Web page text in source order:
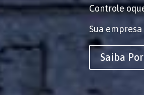
Controle
Sua
Saiba